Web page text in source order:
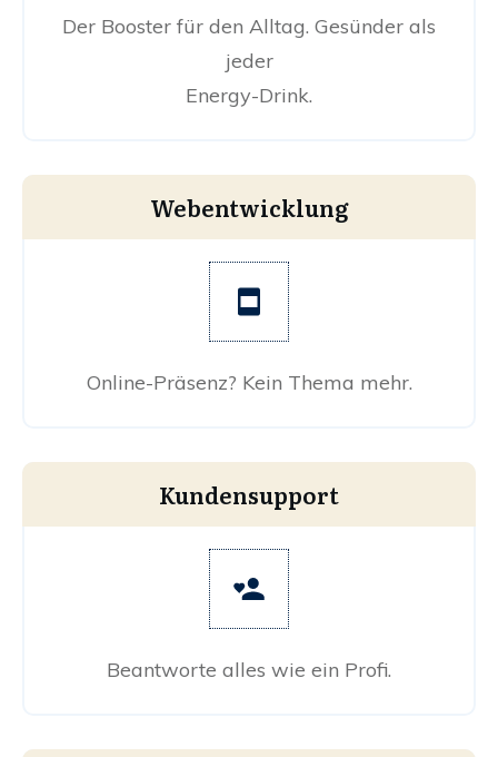
Der Booster für den Alltag. Gesünder als
jeder
Energy-Drink.
Webentwicklung
Online-Präsenz? Kein Thema mehr.
Kundensupport
Beantworte alles wie ein Profi.